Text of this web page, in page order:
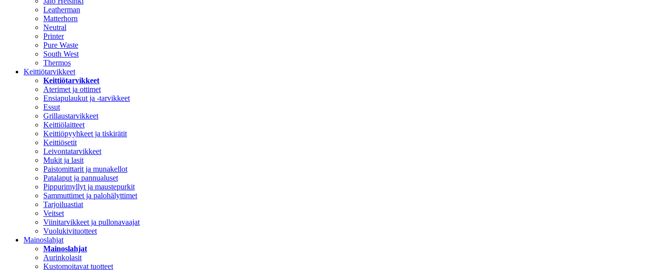
Leatherman
Matterhorn
Neutral
Printer
Pure Waste
South West
Thermos
Keittiötarvikkeet
Keittiötarvikkeet
Aterimet ja ottimet
Ensiapulaukut ja -tarvikkeet
Essut
Grillaustarvikkeet
Keittiölaitteet
Keittiöpyyhkeet ja tiskirätit
Keittiösetit
Leivontatarvikkeet
Mukit ja lasit
Paistomittarit ja munakellot
Patalaput ja pannualuset
Pippurimyllyt ja maustepurkit
Sammuttimet ja palohälyttimet
Tarjoiluastiat
Veitset
Viinitarvikkeet ja pullonavaajat
Vuolukivituotteet
Mainoslahjat
Mainoslahjat
Aurinkolasit
Kustomoitavat tuotteet